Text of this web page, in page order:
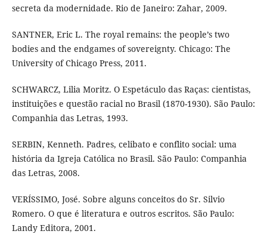
secreta da modernidade. Rio de Janeiro: Zahar, 2009.
SANTNER, Eric L. The royal remains: the people’s two
bodies and the endgames of sovereignty. Chicago: The
University of Chicago Press, 2011.
SCHWARCZ, Lilia Moritz. O Espetáculo das Raças: cientistas,
instituições e questão racial no Brasil (1870-1930). São Paulo:
Companhia das Letras, 1993.
SERBIN, Kenneth. Padres, celibato e conflito social: uma
história da Igreja Católica no Brasil. São Paulo: Companhia
das Letras, 2008.
VERÍSSIMO, José. Sobre alguns conceitos do Sr. Silvio
Romero. O que é literatura e outros escritos. São Paulo:
Landy Editora, 2001.